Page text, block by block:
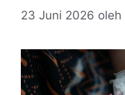
23 Juni 2026 oleh